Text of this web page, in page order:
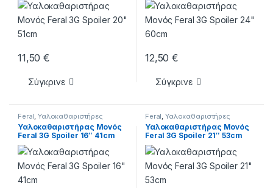
11,50€
Σύγκρινε
12,50€
Σύγκρινε
Feral ,Υαλοκαθαριστήρες
Υαλοκαθαριστήρας Μονός
Feral 3G Spoiler 16″ 41cm
Feral ,Υαλοκαθαριστήρες
Υαλοκαθαριστήρας Μονός
Feral 3G Spoiler 21″ 53cm